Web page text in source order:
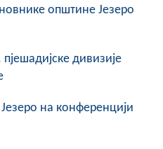
општине Језеро
дивизије
на конференцији